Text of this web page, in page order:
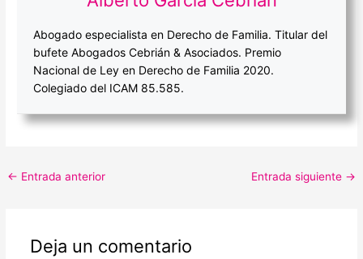
Abogado especialista en Derecho de Familia. Titular del
bufete Abogados Cebrián & Asociados. Premio
Nacional de Ley en Derecho de Familia 2020.
Colegiado del ICAM 85.585.
← Entrada anterior Entrada siguiente →
Deja un comentario